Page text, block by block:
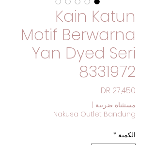
Kain Katun
Motif Berwarna
Yan Dyed Seri
8331972
مستثناة ضريبة
Nakusa Outlet Bandung
الكمية *